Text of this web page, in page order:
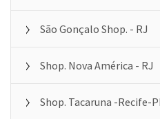
São Gonçalo Shop. - RJ
Shop. Nova América - RJ
Shop. Tacaruna -Recife-